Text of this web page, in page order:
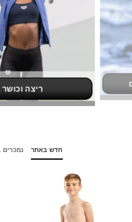
ריצה וכושר
חדש באתר נמכרים